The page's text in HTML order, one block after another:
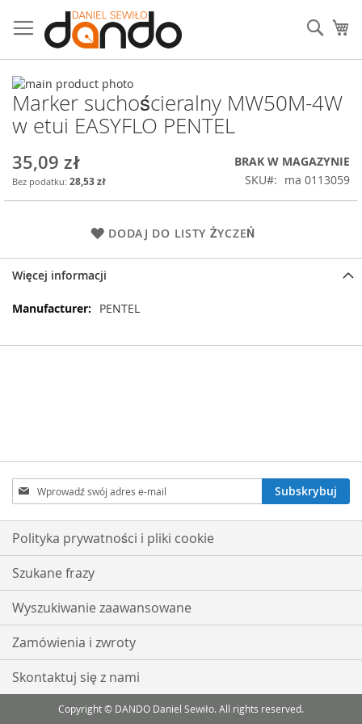
do
treści
Przejdź
na
koniec
galerii
Przejdź
na
początek
Marker suchościeralny MW50M-4W
w etui EASYFLO PENTEL
35,09 zł
28,53 zł
BRAK W MAGAZYNIE
SKU
ma 0113059
DODAJ DO LISTY ŻYCZEŃ
Więcej informacji
Więcej
PENTEL
Subskrybuj
nasz
newsletter:
Subskrybuj
Polityka prywatności i pliki cookie
Szukane frazy
Wyszukiwanie zaawansowane
Zamówienia i zwroty
Skontaktuj się z nami
Copyright © DANDO Daniel Sewiło. All rights reserved.